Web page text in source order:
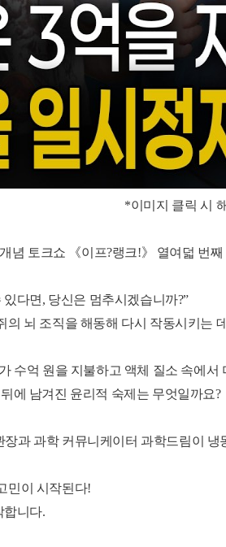
*이미지 클릭 시
념 토크쇼 《이프?랭크!》 열여덟 번
다면, 당신은 멈추시겠습니까?”
의 뇌 조직을 해동해 다시 작동시키는
수억 원을 지불하고 액체 질소 속에
에 남겨진 윤리적 숙제는 무엇일까요?
과 과학 커뮤니케이터 과학드림이
민이 시작된다!
합니다.